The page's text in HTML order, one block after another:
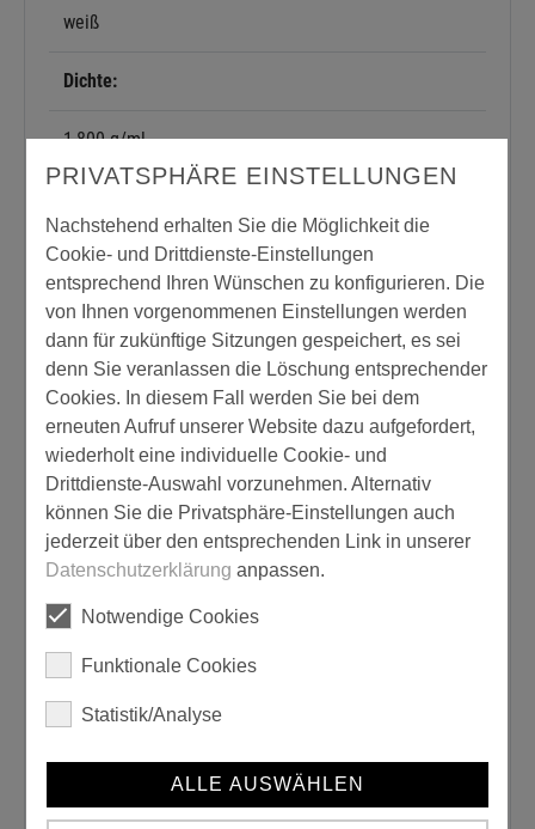
weiß
Dichte:
1,800 g/ml
innen
Lösemittelfrei:
ja
Verbrauch:
von 3,00 bis 3,50 kg/m²
Produkttyp:
Putz
Gebrauchsfertig:
ja
PRIVATSPHÄRE EINSTELLUNGEN
Nachstehend erhalten Sie die Möglichkeit die
Cookie- und Drittdienste-Einstellungen
entsprechend Ihren Wünschen zu konfigurieren. Die
von Ihnen vorgenommenen Einstellungen werden
dann für zukünftige Sitzungen gespeichert, es sei
denn Sie veranlassen die Löschung entsprechender
Cookies. In diesem Fall werden Sie bei dem
erneuten Aufruf unserer Website dazu aufgefordert,
wiederholt eine individuelle Cookie- und
Drittdienste-Auswahl vorzunehmen. Alternativ
können Sie die Privatsphäre-Einstellungen auch
jederzeit über den entsprechenden Link in unserer
Datenschutzerklärung anpassen.
Notwendige Cookies
Funktionale Cookies
Statistik/Analyse
ALLE AUSWÄHLEN